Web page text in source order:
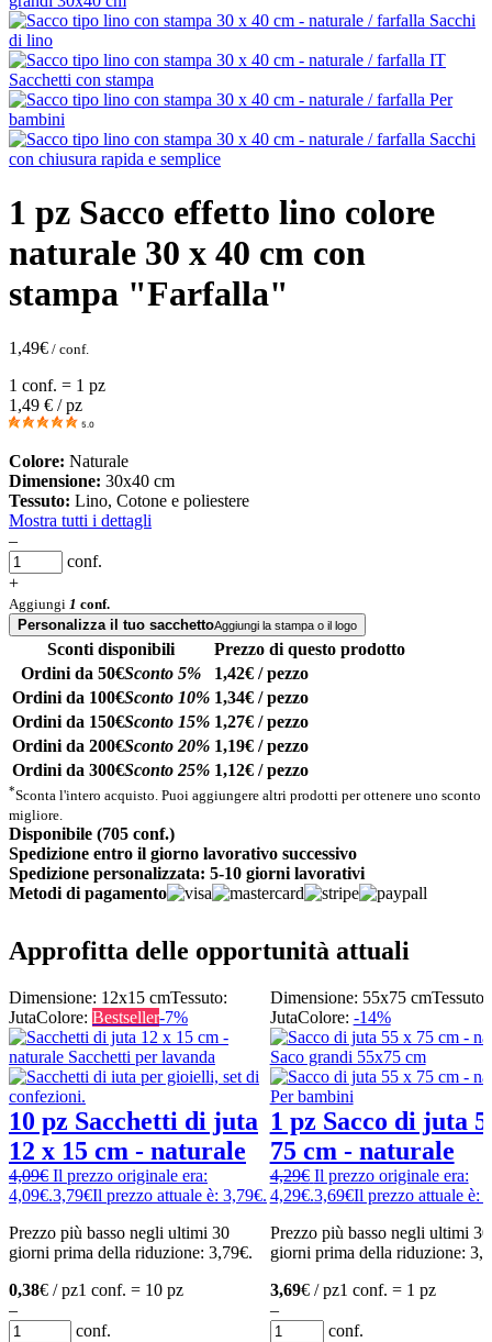
1 pz Sacco effetto lino colore
naturale 30 x 40 cm con
stampa "Farfalla"
1,49€ / conf.
1 conf. = 1 pz
1,49 € / pz
5.0
Colore: Naturale
Dimensione: 30x40 cm
Tessuto: Lino, Cotone e poliestere
Mostra tutti i dettagli
–
conf.
+
Aggiungi 1 conf.
Personalizza il tuo sacchettoAggiungi la stampa o il logo
Sconti disponibili
Prezzo di questo prodotto
Ordini da 50€Sconto 5%
1,42€ / pezzo
Ordini da 100€Sconto 10% 1,34€ / pezzo
Ordini da 150€Sconto 15% 1,27€ / pezzo
Ordini da 200€Sconto 20% 1,19€ / pezzo
Ordini da 300€Sconto 25% 1,12€ / pezzo
*Sconta l'intero acquisto. Puoi aggiungere altri prodotti per ottenere uno sconto
migliore.
Disponibile (705 conf.)
Spedizione entro il giorno lavorativo successivo
Spedizione personalizzata: 5-10 giorni lavorativi
Metodi di pagamento
Approfitta delle opportunità attuali
Dimensione: 12x15 cmTessuto:
JutaColore: Bestseller-7%
10 pz Sacchetti di juta
12 x 15 cm - naturale
4,09€ Il prezzo originale era:
4,09€.3,79€Il prezzo attuale è: 3,79€.
Prezzo più basso negli ultimi 30
giorni prima della riduzione: 3,79€.
0,38€ / pz1 conf. = 10 pz
–
conf.
Dimensione: 55x75 cmTessuto:
JutaColore: -14%
1 pz Sacco di juta
75 cm - naturale
4,29€ Il prezzo originale era:
4,29€.3,69€Il prezzo attuale è:
Prezzo più basso negli ultimi 30
giorni prima della riduzione:
3,69€ / pz1 conf. = 1 pz
–
conf.